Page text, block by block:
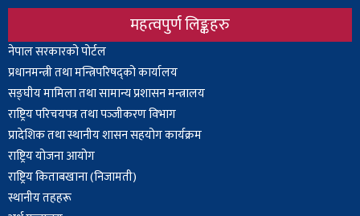
महत्वपुर्ण लिङ्कहरु
Body
नेपाल सरकारको पोर्टल
प्रधानमन्त्री तथा मन्त्रिपरिषद्को कार्यालय
सङ्घीय मामिला तथा सामान्य प्रशासन मन्त्रालय
राष्ट्रिय परिचयपत्र तथा पञ्‍जीकरण विभाग
प्रादेशिक तथा स्थानीय शासन सहयोग कार्यक्रम
राष्ट्रिय योजना आयोग
राष्ट्रिय किताबखाना (निजामती)
स्थानीय तहहरू